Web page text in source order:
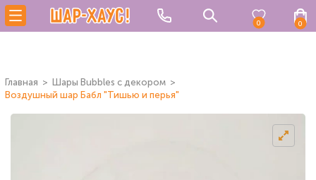
0 0
Главная
Шары Bubbles с декором
Воздушный шар Бабл "Тишью и перья"